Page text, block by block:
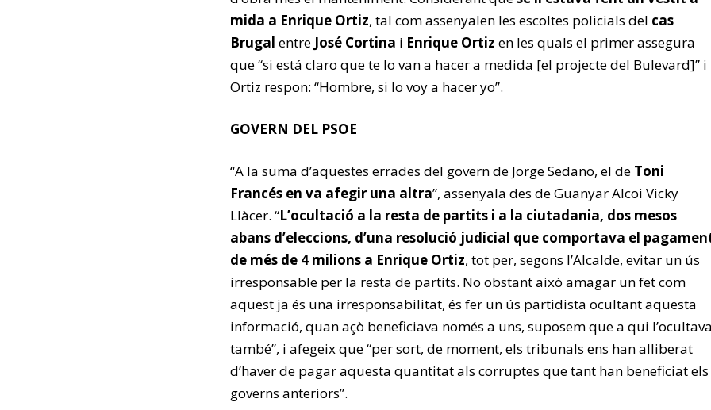
mida a Enrique Ortiz, tal com assenyalen les escoltes policials del cas
Brugal entre José Cortina i Enrique Ortiz en les quals el primer assegura
que “si está claro que te lo van a hacer a medida [el projecte del Bulevard]” i
Ortiz respon: “Hombre, si lo voy a hacer yo”.
GOVERN DEL PSOE
“A la suma d’aquestes errades del govern de Jorge Sedano, el de Toni
Francés en va afegir una altra”, assenyala des de Guanyar Alcoi Vicky
Llàcer. “L’ocultació a la resta de partits i a la ciutadania, dos mesos
abans d’eleccions, d’una resolució judicial que comportava el
de més de 4 milions a Enrique Ortiz, tot per, segons l’Alcalde, evitar un ús
irresponsable per la resta de partits. No obstant això amagar un fet com
aquest ja és una irresponsabilitat, és fer un ús partidista ocultant aquesta
informació, quan açò beneficiava només a uns, suposem que a qui l’ocultava
també”, i afegeix que “per sort, de moment, els tribunals ens han alliberat
d’haver de pagar aquesta quantitat als corruptes que tant han beneficiat els
governs anteriors”.